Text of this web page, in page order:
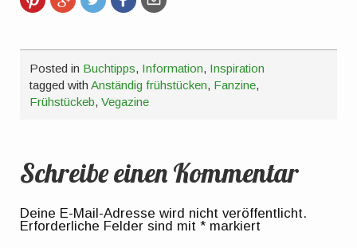
Posted in Buchtipps, Information, Inspiration
tagged withAnständig frühstücken, Fanzine,
Frühstückeb,Vegazine
Schreibe einen Kommentar
Deine E-Mail-Adresse wird nicht veröffentlicht.
Erforderliche Felder sind mit* markiert